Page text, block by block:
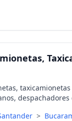
despachadores
>